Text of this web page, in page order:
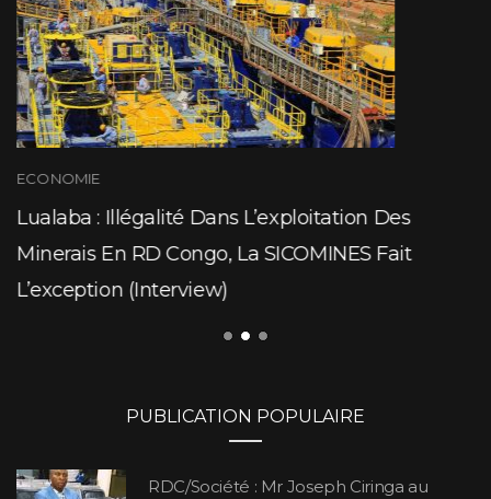
ECONOMIE
Lualaba : Illégalité Dans L’exploitation Des
Minerais En RD Congo, La SICOMINES Fait
L’exception (Interview)
PUBLICATION POPULAIRE
RDC/Société : Mr Joseph Ciringa au